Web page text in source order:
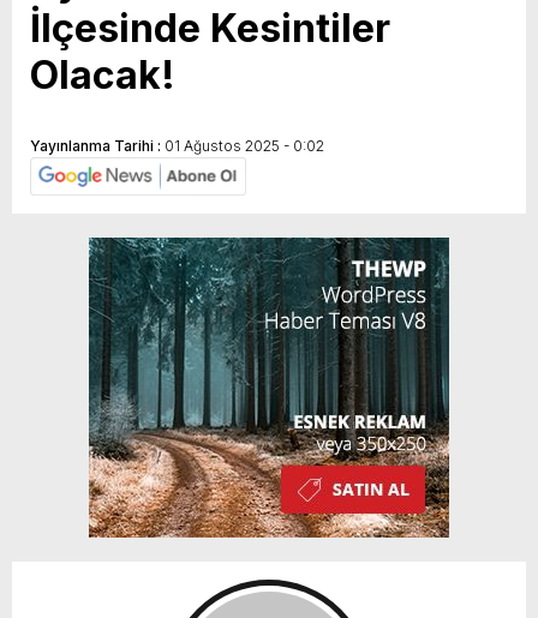
İlçesinde Kesintiler
Olacak!
Yayınlanma Tarihi : 01 Ağustos 2025 - 0:02